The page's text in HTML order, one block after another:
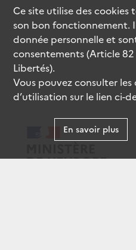
Ce site utilise descookies
son bon fonctionnement.
donnée personnelle et
consentements (Article
Libertés).
Vous pouvez consulter
d’utilisation sur le lien ci-
En savoir plus